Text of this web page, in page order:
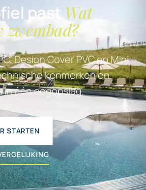
pastWat
zwembad?
Design Cover PVC en Mini
kenmerken en
één oogopslag.
STARTEN